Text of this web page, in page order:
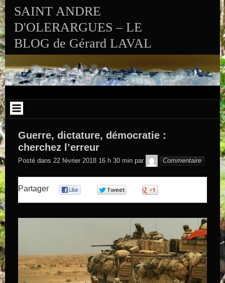
SAINT ANDRE
D'OLERARGUES – LE
BLOG de Gérard LAVAL
Guerre, dictature, démocratie :
cherchez l’erreur
Posté dans 22 février 2018 16 h 30 min par
GEGE DE
SAINTAND
Commentaire
Partager